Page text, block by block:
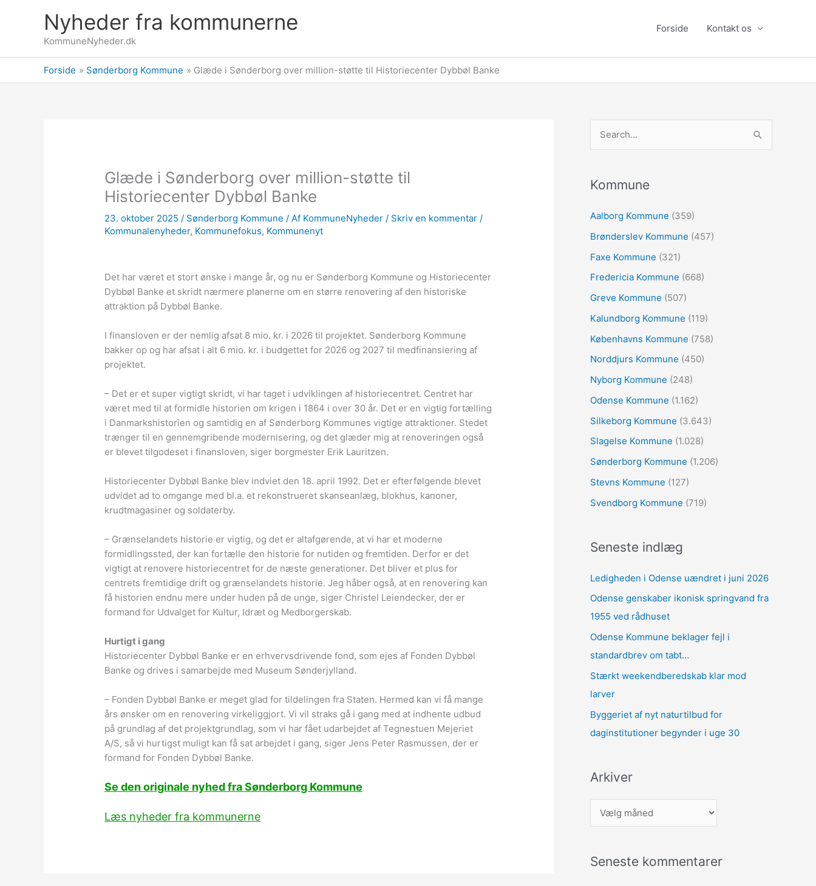
Nyheder fra kommunerne
KommuneNyheder.dk
Forside Kontakt os
Forside Sønderborg Kommune Glæde i Sønderborg over million-støtte til Historiecenter Dybbøl Banke
Glæde i Sønderborg over million-støtte til
Historiecenter Dybbøl Banke
23. oktober 2025/ Sønderborg Kommune / Af KommuneNyheder/ Skriv en kommentar /
Kommunalenyheder, Kommunefokus, Kommunenyt
Det har været et stort ønske i mange år, og nu er Sønderborg Kommune og Historiecenter
Dybbøl Banke et skridt nærmere planerne om en større renovering af den historiske
attraktion på Dybbøl Banke.
I finansloven er der nemlig afsat 8 mio. kr. i 2026 til projektet. Sønderborg Kommune
bakker op og har afsat i alt 6 mio. kr. i budgettet for 2026 og 2027 til medfinansiering af
projektet.
– Det er et super vigtigt skridt, vi har taget i udviklingen af historiecentret. Centret har
været med til at formidle historien om krigen i 1864 i over 30 år. Det er en vigtig fortælling
i Danmarkshistorien og samtidig en af Sønderborg Kommunes vigtige attraktioner. Stedet
trænger til en gennemgribende modernisering, og det glæder mig at renoveringen også
er blevet tilgodeset i finansloven, siger borgmester Erik Lauritzen.
Historiecenter Dybbøl Banke blev indviet den 18. april 1992. Det er efterfølgende blevet
udvidet ad to omgange med bl.a. et rekonstrueret skanseanlæg, blokhus, kanoner,
krudtmagasiner og soldaterby.
– Grænselandets historie er vigtig, og det er altafgørende, at vi har et moderne
formidlingssted, der kan fortælle den historie for nutiden og fremtiden. Derfor er det
vigtigt at renovere historiecentret for de næste generationer. Det bliver et plus for
centrets fremtidige drift og grænselandets historie. Jeg håber også, at en renovering kan
få historien endnu mere under huden på de unge, siger Christel Leiendecker, der er
formand for Udvalget for Kultur, Idræt og Medborgerskab.
Hurtigt i gang
Historiecenter Dybbøl Banke er en erhvervsdrivende fond, som ejes af Fonden Dybbøl
Banke og drives i samarbejde med Museum Sønderjylland.
– Fonden Dybbøl Banke er meget glad for tildelingen fra Staten. Hermed kan vi få mange
års ønsker om en renovering virkeliggjort. Vi vil straks gå i gang med at indhente udbud
på grundlag af det projektgrundlag, som vi har fået udarbejdet af Tegnestuen Mejeriet
A/S, så vi hurtigst muligt kan få sat arbejdet i gang, siger Jens Peter Rasmussen, der er
formand for Fonden Dybbøl Banke.
Se den originale nyhed fra Sønderborg Kommune
Læs nyheder fra kommunerne
e
t
e
r
:
Kommune
Aalborg Kommune (359)
Brønderslev Kommune (457)
Faxe Kommune (321)
Fredericia Kommune (668)
Greve Kommune (507)
Kalundborg Kommune (119)
Københavns Kommune (758)
Norddjurs Kommune (450)
Nyborg Kommune (248)
Odense Kommune (1.162)
Silkeborg Kommune (3.643)
Slagelse Kommune (1.028)
Sønderborg Kommune (1.206)
Stevns Kommune (127)
Svendborg Kommune (719)
Seneste indlæg
Ledigheden i Odense uændret i juni 2026
Odense genskaber ikonisk springvand fra
1955 ved rådhuset
Odense Kommune beklager fejl i
standardbrev om tabt…
Stærkt weekendberedskab klar mod
larver
Byggeriet af nyt naturtilbud for
daginstitutioner begynder i uge 30
Arkiver
r
iSeneste kommentarer